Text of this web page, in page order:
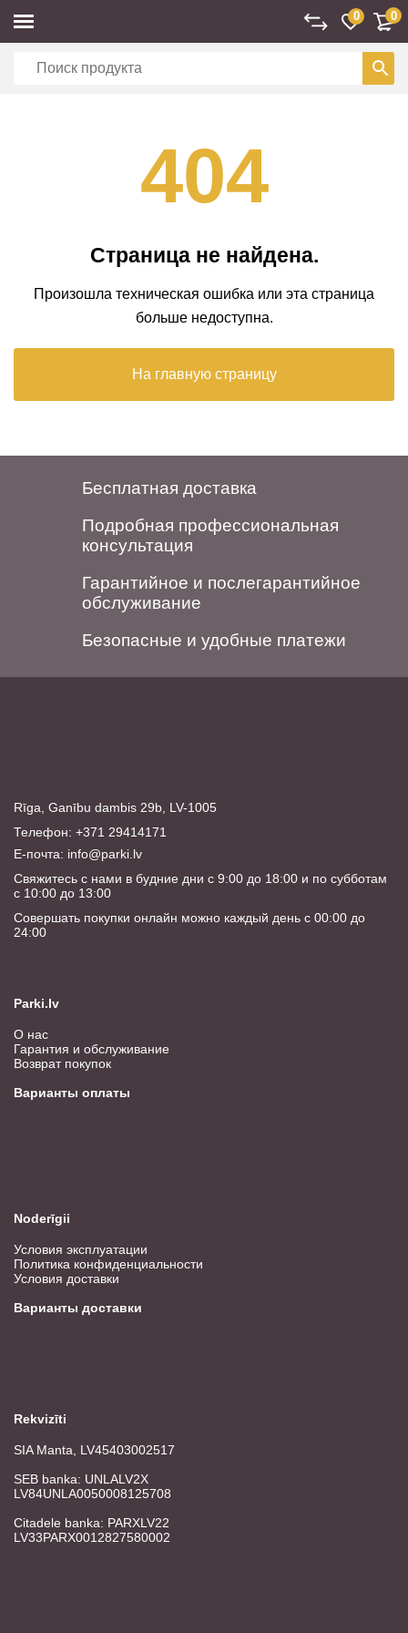
0 0
404
Страница не найдена.
Произошла техническая ошибка или эта страница
больше недоступна.
На главную страницу
Бесплатная доставка
Подробная профессиональная
консультация
Гарантийное и послегарантийное
обслуживание
Безопасные и удобные платежи
Rīga, Ganību dambis 29b, LV-1005
Телефон: +371 29414171
E-почта: info@parki.lv
Свяжитесь с нами в будние дни с 9:00 до 18:00 и по субботам
с 10:00 до 13:00
Совершать покупки онлайн можно каждый день с 00:00 до
24:00
Parki.lv
О нас
Гарантия и обслуживание
Возврат покупок
Варианты оплаты
Noderīgii
Условия эксплуатации
Политика конфиденциальности
Условия доставки
Варианты доставки
Rekvizīti
SIA Manta, LV45403002517
SEB banka: UNLALV2X
LV84UNLA0050008125708
Citadele banka: PARXLV22
LV33PARX0012827580002